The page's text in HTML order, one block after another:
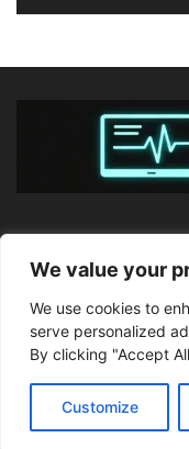
We value your
We use cookies to
serve personalized
By clicking "Accept
Customize